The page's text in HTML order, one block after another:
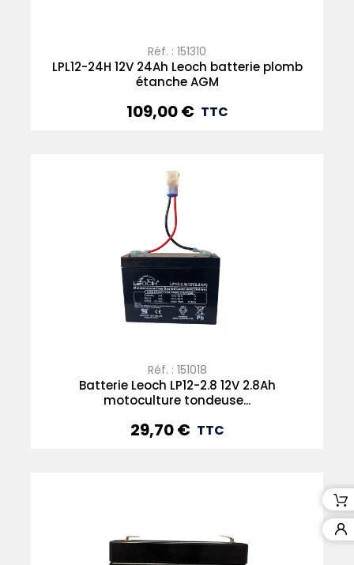
Réf. : 151310
LPL12-24H 12V 24Ah Leoch batterie plomb
étanche AGM
Prix
109,00 € TTC
Réf. : 151018
Batterie Leoch LP12-2.8 12V 2.8Ah
motoculture tondeuse...
Prix
29,70 € TTC